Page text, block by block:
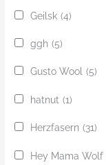
Geilsk (4)
ggh (5)
Gusto Wool (5)
hatnut (1)
Herzfasern (31)
Hey Mama Wolf